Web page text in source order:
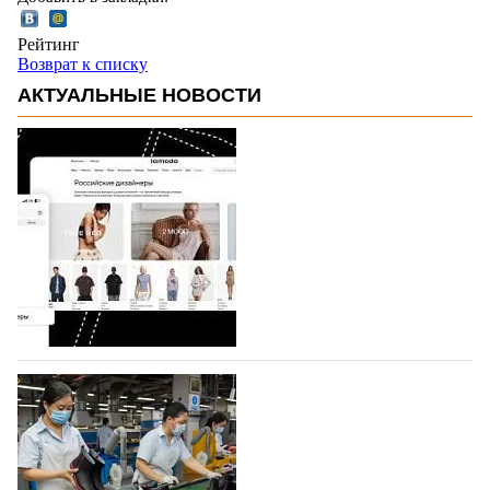
Рейтинг
Возврат к списку
АКТУАЛЬНЫЕ НОВОСТИ
На платформе Lamoda - новый раздел и
условия продвижения локальных
дизайнерских марок